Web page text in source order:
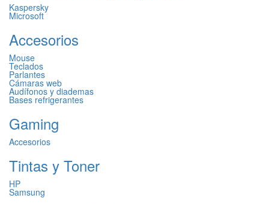
Kaspersky
Microsoft
Accesorios
Mouse
Teclados
Parlantes
Cámaras web
Audífonos y diademas
Bases refrigerantes
Gaming
Accesorios
Tintas y Toner
HP
Samsung